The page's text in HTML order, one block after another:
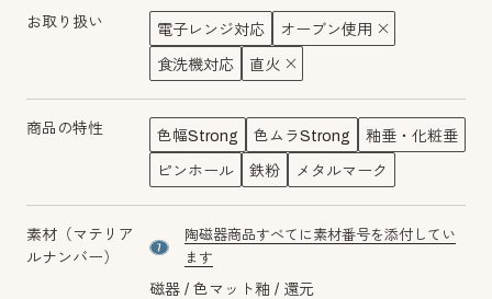
お取り扱い 電子レンジ対応 オーブン使用
食洗機対応 直火
商品の特性 色幅Strong 色ムラStrong 釉垂・化粧垂
ピンホール 鉄粉 メタルマーク
素材（マテリア
ルナンバー）
material number7
陶磁器商品すべてに素材番号を添付してい
ます
磁器 色マット釉
還元